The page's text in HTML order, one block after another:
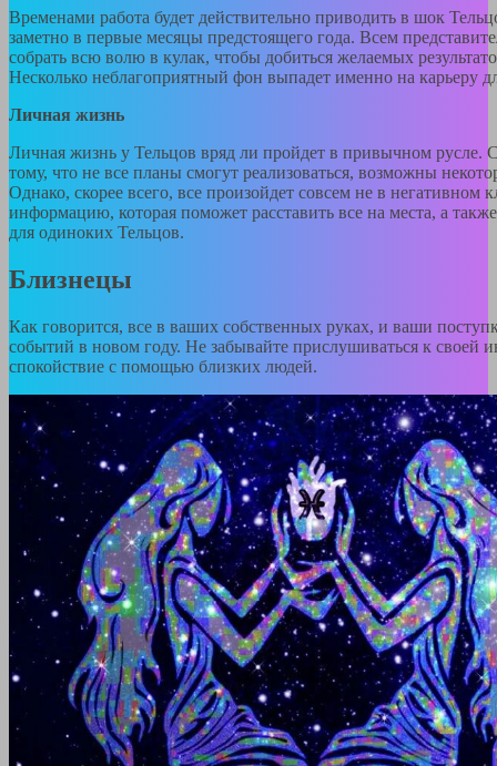
Временами работа будет действительно приводить в шок
заметно в первые месяцы предстоящего года. Всем
собрать всю волю в кулак, чтобы добиться желаемых
Несколько неблагоприятный фон выпадет именно на карьеру
Личная жизнь
Личная жизнь у Тельцов вряд ли пройдет в привычном русле.
тому, что не все планы смогут реализоваться, возможны
Однако, скорее всего, все произойдет совсем не в
информацию, которая поможет расставить все на места, а
для одиноких Тельцов.
Близнецы
Как говорится, все в ваших собственных руках, и ваши
событий в новом году. Не забывайте прислушиваться к своей
спокойствие с помощью близких людей.